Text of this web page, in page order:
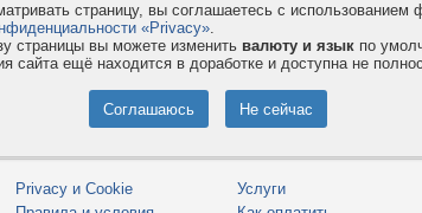
Privacy и Cookie
Услуги
страницу, вы соглашаетесь с использованием
«Privacy».
страницы вы можете изменить валюту и язык по
сайта ещё находится в доработке и доступна не